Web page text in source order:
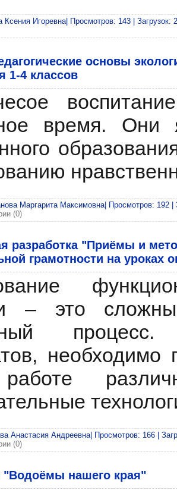
Ксения Игоревна| Просмотров: 143 |
основы
1-4 классов
время. Они
Маргарита Максимовна| Просмотров: 192
(0)
разработка "Приёмы и
грамотности на уроках
– это
необходимо
Анастасия Андреевна| Просмотров: 166 |
(0)
"Водоёмы нашего края"